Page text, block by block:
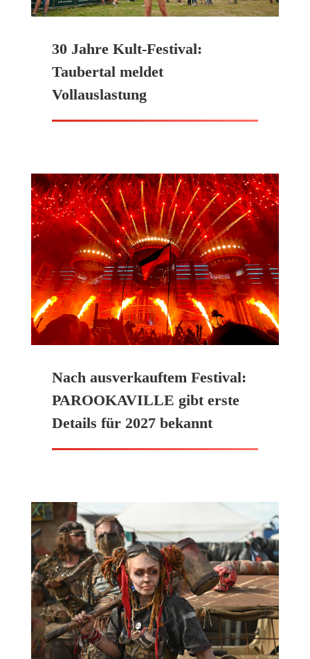
30 Jahre Kult-Festival:
Taubertal meldet
Vollauslastung
Nach ausverkauftem Festival:
PAROOKAVILLE gibt erste
Details für 2027 bekannt